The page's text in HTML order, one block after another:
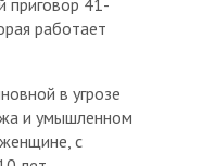
работает
в угрозе
и умышленном
с